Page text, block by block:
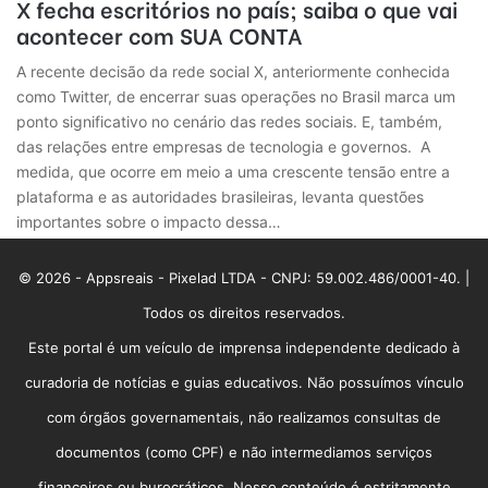
X fecha escritórios no país; saiba o que vai
acontecer com SUA CONTA
A recente decisão da rede social X, anteriormente conhecida
como Twitter, de encerrar suas operações no Brasil marca um
ponto significativo no cenário das redes sociais. E, também,
das relações entre empresas de tecnologia e governos. A
medida, que ocorre em meio a uma crescente tensão entre a
plataforma e as autoridades brasileiras, levanta questões
importantes sobre o impacto dessa…
© 2026 - Appsreais - Pixelad LTDA - CNPJ: 59.002.486/0001-40. |
Todos os direitos reservados.
Este portal é um veículo de imprensa independente dedicado à
curadoria de notícias e guias educativos. Não possuímos vínculo
com órgãos governamentais, não realizamos consultas de
documentos (como CPF) e não intermediamos serviços